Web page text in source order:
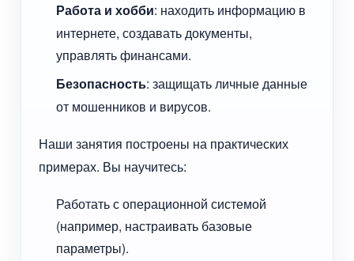
Работа и хобби: находить информацию в
интернете, создавать документы,
управлять финансами.
Безопасность: защищать личные данные
от мошенников и вирусов.
Наши занятия построены на практических
примерах. Вы научитесь:
Работать с операционной системой
(например, настраивать базовые
параметры).